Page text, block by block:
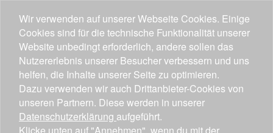
Wir verwenden auf unserer Webseite Cookies. Einige
Cookies sind für die technische Funktionalität unserer
Website unbedingt erforderlich, andere sollen das
Nutzererlebnis unserer Besucher verbessern und uns
helfen, die Inhalte unserer Seite zu optimieren.
Dazu verwenden wir auch Drittanbieter-Cookies von
unseren Partnern. Diese werden in unserer
Datenschutzerklärung aufgeführt.